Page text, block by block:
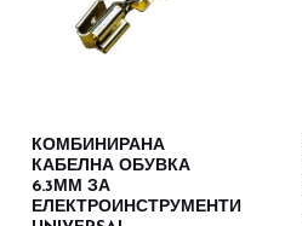
КОМБИНИРАНА
КАБЕЛНА ОБУВКА
6.3ММ ЗА
ЕЛЕКТРОИНСТРУМЕНТИ